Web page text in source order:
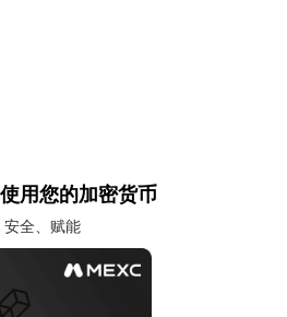
用您的加密货币
安全、赋能